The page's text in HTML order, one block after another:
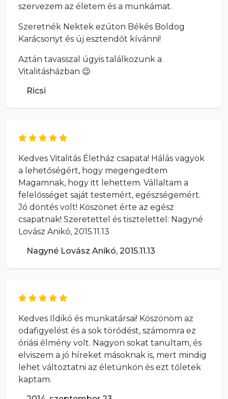
szervezem az életem és a munkámat.
Szeretnék Nektek ezúton Békés Boldog
Karácsonyt és új esztendőt kívánni!
Aztán tavasszal úgyis találkozunk a
Vitalitásházban 😉
Ricsi
Kedves Vitalitás Életház csapata! Hálás vagyok
a lehetőségért, hogy megengedtem
Magamnak, hogy itt lehettem. Vállaltam a
felelősséget saját testemért, egészségemért.
Jó döntés volt! Köszönet érte az egész
csapatnak! Szeretettel és tisztelettel: Nagyné
Lovász Anikó, 2015.11.13
Nagyné Lovász Anikó, 2015.11.13
Kedves Ildikó és munkatársai! Köszönöm az
odafigyelést és a sok törődést, számomra ez
óriási élmény volt. Nagyon sokat tanultam, és
elviszem a jó híreket másoknak is, mert mindig
lehet változtatni az életünkön és ezt tőletek
kaptam.